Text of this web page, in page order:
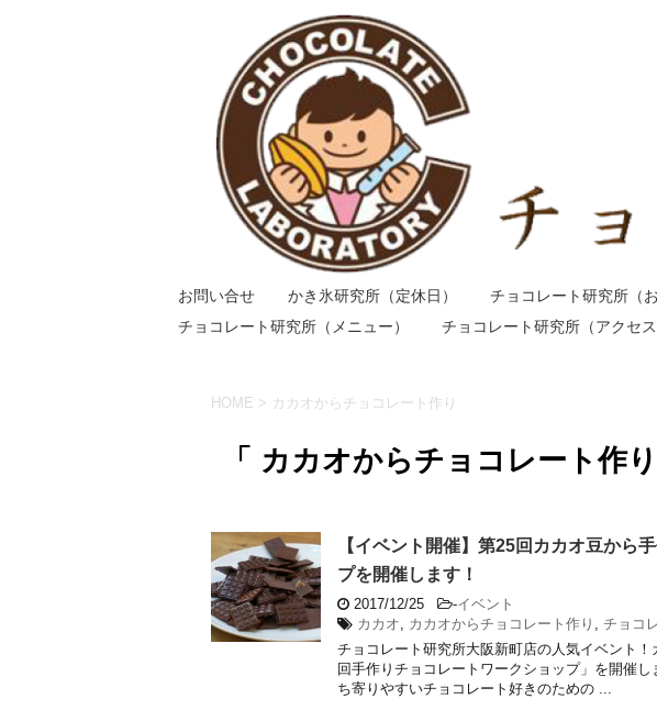
お問い合せ かき氷研究所（定休日） チョコレート研究所（
チョコレート研究所（メニュー）
チョコレート研究所（アクセス
HOME > カカオからチョコレート作り
「 カカオからチョコレート作
【イベント開催】第25回カカオ豆から
プを開催します！
2017/12/25 -イベント
カカオ
カカオからチョコレート作り チョコ
チョコレート研究所大阪新町店の人気イベント
回手作りチョコレートワークショップ」を開催
ち寄りやすいチョコレート好きのための ...